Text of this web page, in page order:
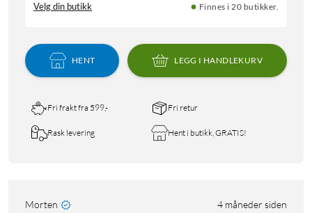
Velg din butikk Finnes i 20 butikker.
HENT LEGG I HANDLEKURV
Fri frakt fra 599,- Fri retur
Rask levering Hent i butikk, GRATIS!
Morten 4 måneder siden